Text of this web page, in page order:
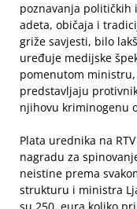
poznavanja političkih
adeta, običaja i
griže savjesti, bilo
uređuje medijske
pomenutom
predstavljaju
njihovu kriminogenu
Plata urednika na
nagradu za
neistine prema
strukturu i ministra